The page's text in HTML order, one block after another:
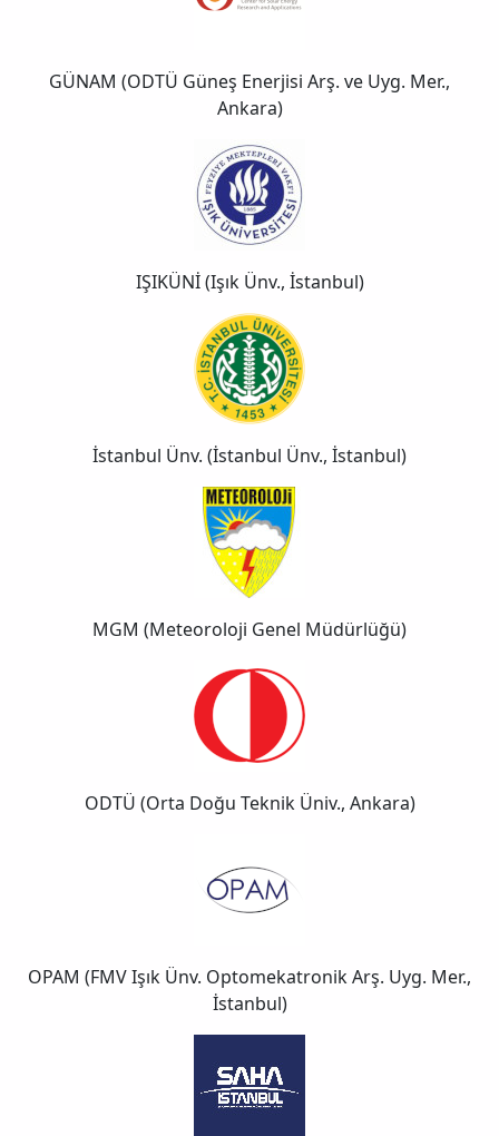
GÜNAM (ODTÜ Güneş Enerjisi Arş. ve Uyg. Mer.,
Ankara)
IŞIKÜNİ (Işık Ünv., İstanbul)
İstanbul Ünv. (İstanbul Ünv., İstanbul)
MGM (Meteoroloji Genel Müdürlüğü)
ODTÜ (Orta Doğu Teknik Üniv., Ankara)
OPAM (FMV Işık Ünv. Optomekatronik Arş. Uyg. Mer.,
İstanbul)